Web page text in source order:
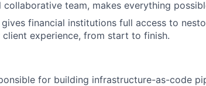
collaborative team, makes everything
financial institutions full access to
experience, from start to finish.
for building infrastructure-as-code